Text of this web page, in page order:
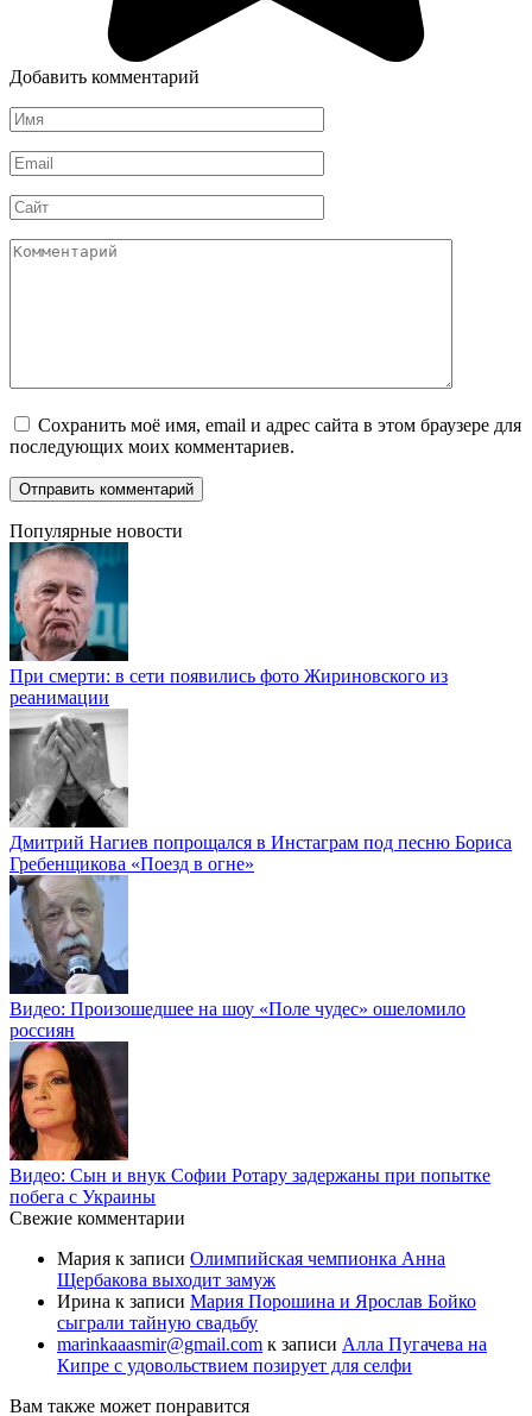
Добавить комментарий
Имя
*
Email
*
Сайт
Комментарий
Сохранить моё имя, email и адрес сайта в этом браузере для
последующих моих комментариев.
Популярные новости
При смерти: в сети появились фото Жириновского из
реанимации
Дмитрий Нагиев попрощался в Инстаграм под песню Бориса
Гребенщикова «Поезд в огне»
Видео: Произошедшее на шоу «Поле чудес» ошеломило
россиян
Видео: Сын и внук Софии Ротару задержаны при попытке
побега с Украины
Свежие комментарии
Мария к записи Олимпийская чемпионка Анна
Щербакова выходит замуж
Ирина к записи Мария Порошина и Ярослав Бойко
сыграли тайную свадьбу
marinkaaasmir@gmail.com к записи Алла Пугачева на
Кипре с удовольствием позирует для селфи
Вам также может понравится